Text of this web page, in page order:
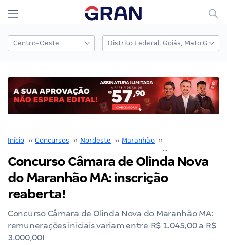
Início ›› Concursos ›› Nordeste ›› Maranhão ››
Concurso Câmara de Olinda Nova
do Maranhão MA: inscrição
reaberta!
Concurso Câmara de Olinda Nova do Maranhão MA:
remunerações iniciais variam entre R$ 1.045,00 a R$
3.000,00!